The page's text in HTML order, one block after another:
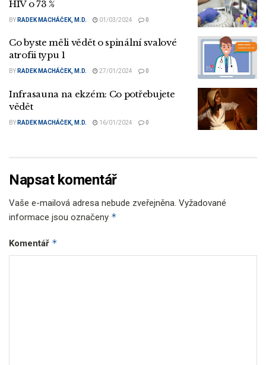
HIV o 73 %
BY RADEK MACHÁČEK, M.D. 01/03/2024 0
Co byste měli vědět o spinální svalové
atrofii typu 1
BY RADEK MACHÁČEK, M.D. 27/01/2024 0
Infrasauna na ekzém: Co potřebujete
vědět
BY RADEK MACHÁČEK, M.D. 16/01/2024 0
Napsat komentář
Vaše e-mailová adresa nebude zveřejněna. Vyžadované
informace jsou označeny *
Komentář *